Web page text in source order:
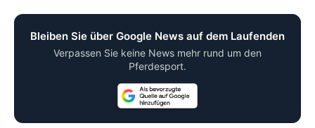
Bleiben Sie über Google News auf dem Laufenden
Verpassen Sie keine News mehr rund um den
Pferdesport.